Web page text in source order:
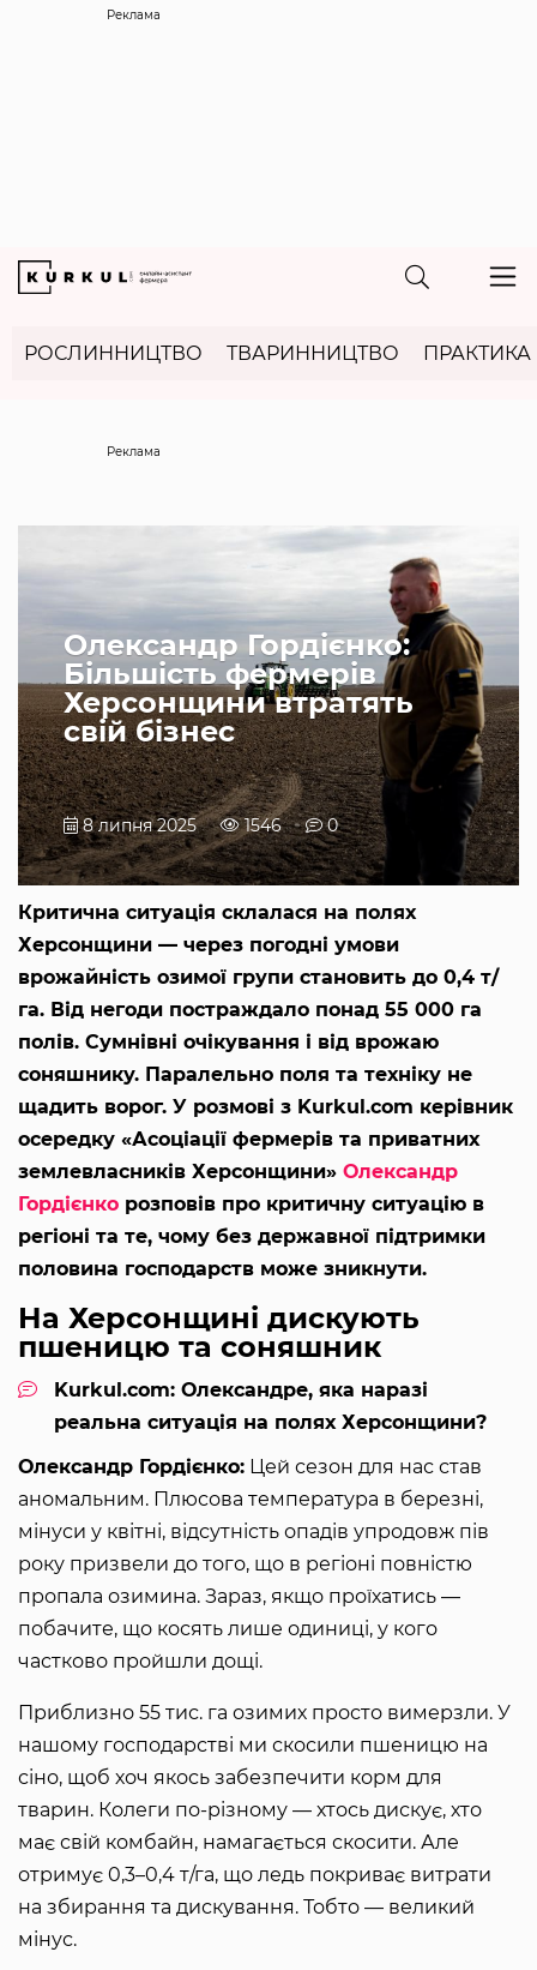
Реклама
РОСЛИННИЦТВО ТВАРИННИЦТВО ПРАКТИКА
Олександр Гордієнко:
Більшість фермерів
Херсонщини втратять
свій бізнес
8 липня 2025 1546 0
Критична ситуація склалася на полях
Херсонщини — через погодні умови
врожайність озимої групи становить до 0,4 т/
га. Від негоди постраждало понад 55 000 га
полів. Сумнівні очікування і від врожаю
соняшнику. Паралельно поля та техніку не
щадить ворог. У розмові з Kurkul.com керівник
осередку «Асоціації фермерів та приватних
землевласників Херсонщини» Олександр
Гордієнко розповів про критичну ситуацію в
регіоні та те, чому без державної підтримки
половина господарств може зникнути.
На Херсонщині дискують
пшеницю та соняшник
Kurkul.com: Олександре, яка наразі
реальна ситуація на полях Херсонщини?
Олександр Гордієнко: Цей сезон для нас став
аномальним. Плюсова температура в березні,
мінуси у квітні, відсутність опадів упродовж пів
року призвели до того, що в регіоні повністю
пропала озимина. Зараз, якщо проїхатись —
побачите, що косять лише одиниці, у кого
частково пройшли дощі.
Приблизно 55 тис. га озимих просто вимерзли. У
нашому господарстві ми скосили пшеницю на
сіно, щоб хоч якось забезпечити корм для
тварин. Колеги по-різному — хтось дискує, хто
має свій комбайн, намагається скосити. Але
отримує 0,3–0,4 т/га, що ледь покриває витрати
на збирання та дискування. Тобто — великий
мінус.
Реклама